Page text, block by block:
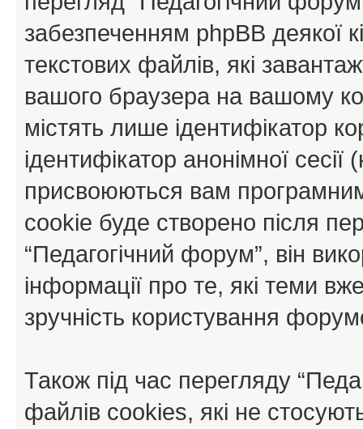
забезпеченням phpBB деякої
текстових файлів, які
вашого браузера на вашому
містять лише ідентифікатор
ідентифікатор анонімної
присвоюються вам
cookie буде створено після
“Педагогічний форум”, він
інформації про те, які теми
зручність користування
Також під час перегляду
файлів cookies, які не